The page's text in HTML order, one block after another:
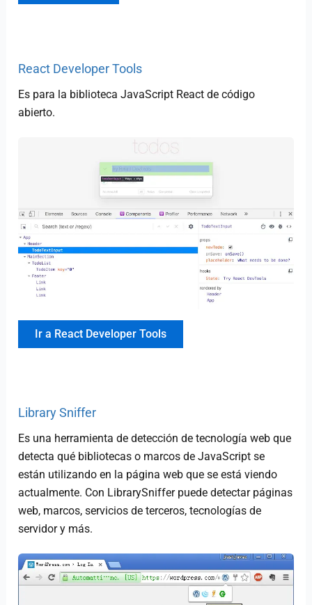
React Developer Tools
Es para la biblioteca JavaScript React de código
abierto.
Ir a React Developer Tools
Library Sniffer
Es una herramienta de detección de tecnología web que
detecta qué bibliotecas o marcos de JavaScript se
están utilizando en la página web que se está viendo
actualmente. Con LibrarySniffer puede detectar páginas
web, marcos, servicios de terceros, tecnologías de
servidor y más.